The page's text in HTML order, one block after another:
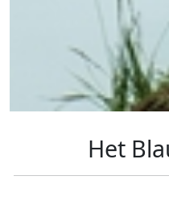
Het